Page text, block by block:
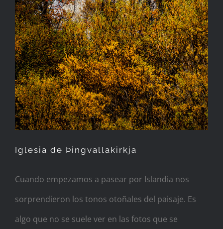
Iglesia de Þingvallakirkja
Cuando empezamos a pasear por Islandia nos
sorprendieron los tonos otoñales del paisaje. Es
algo que no se suele ver en las fotos que se